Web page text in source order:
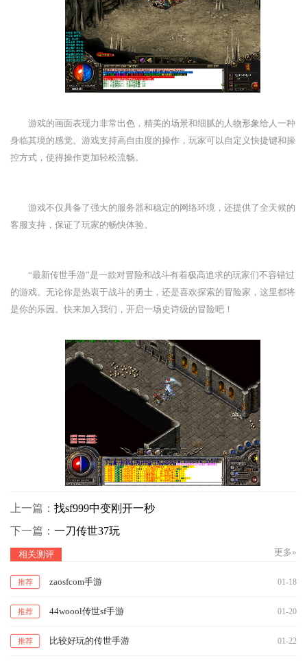
游戏的画面表现力非常出色，精美的场景和细腻的人物形象给人一种
身临其境的感觉。游戏支持高自由度的操作，玩家可以自定义快捷键和操
控方式，使得操作更加轻松流畅。
游戏不仅具备了强大的服务器和稳定的网络环境，还提供了全天候的
客服支持，保证了玩家的畅快体验。
“最新传世手游”是一款对冒险和战斗有着极高追求的玩家们不容错过
的游戏。无论你是热衷于战斗的勇士，还是喜欢探索的冒险家，这里都将
是你的乐园。快来加入我们，开启一场史诗级的冒险吧！
上一篇： 找sf999中变刚开一秒
下一篇： 一刀传世37玩
相关测评 更多»
推荐 zaosfcom手游 01-18
推荐 44woool传世sf手游 01-20
推荐 比较好玩的传世手游 01-22